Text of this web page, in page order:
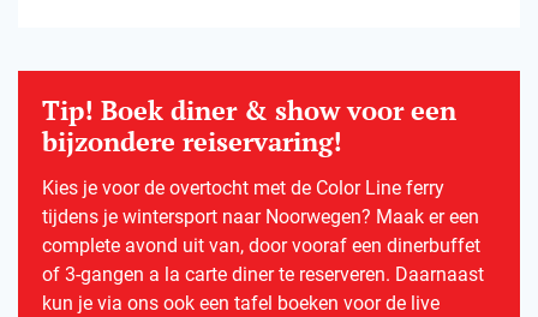
Tip! Boek diner & show voor een
bijzondere reiservaring!
Kies je voor de overtocht met de Color Line ferry
tijdens je wintersport naar Noorwegen? Maak er een
complete avond uit van, door vooraf een dinerbuffet
of 3-gangen a la carte diner te reserveren. Daarnaast
kun je via ons ook een tafel boeken voor de live